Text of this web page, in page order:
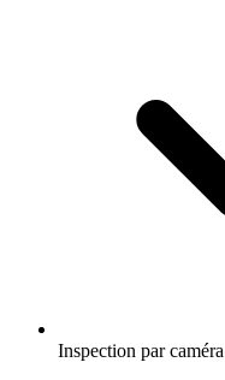
Inspection par caméra